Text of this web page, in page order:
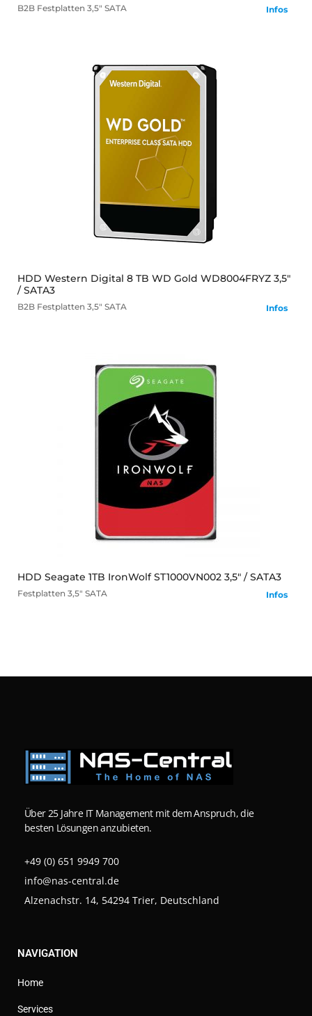
B2B Festplatten 3,5" SATA Infos
mehr
HDD Western Digital 8 TB WD Gold WD8004FRYZ 3,5"
/ SATA3
B2B Festplatten 3,5" SATA Infos
mehr
HDD Seagate 1TB IronWolf ST1000VN002 3,5" / SATA3
Festplatten 3,5" SATA Infos
Über 25 Jahre IT Management mit dem Anspruch, die
besten Lösungen anzubieten.
+49 (0) 651 9949 700
info@nas-central.de
Alzenachstr. 14, 54294 Trier, Deutschland
NAVIGATION
Home
Services